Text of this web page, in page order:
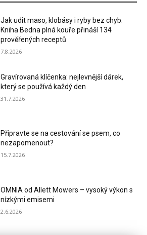
Jak udit maso, klobásy i ryby bez chyb:
Kniha Bedna plná kouře přináší 134
prověřených receptů
7.8.2026
Gravírovaná klíčenka: nejlevnější dárek,
který se používá každý den
31.7.2026
Připravte se na cestování se psem, co
nezapomenout?
15.7.2026
OMNIA od Allett Mowers – vysoký výkon s
nízkými emisemi
2.6.2026